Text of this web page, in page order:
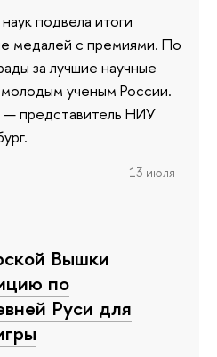
подвела итоги
медалей с премиями. По
за лучшие научные
ученым России.
— представитель НИУ
13 июля
Вышки
по
Руси для